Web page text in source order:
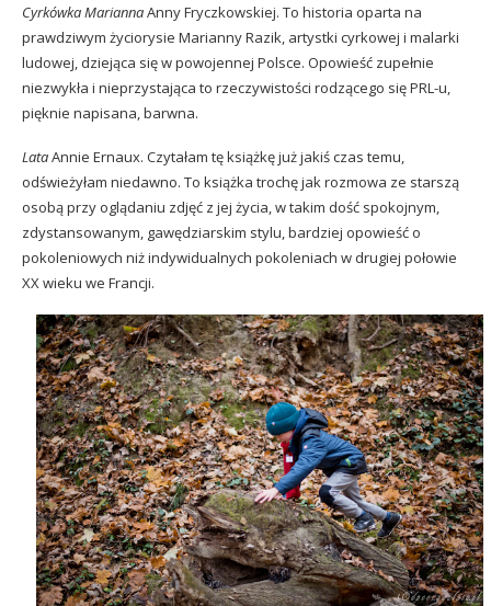
Cyrkówka MariannaAnny Fryczkowskiej. To historia oparta na
prawdziwym życiorysie Marianny Razik, artystki cyrkowej i malarki
ludowej, dziejąca się w powojennej Polsce. Opowieść zupełnie
niezwykła i nieprzystająca to rzeczywistości rodzącego się PRL-u,
pięknie napisana, barwna.
LataAnnie Ernaux. Czytałam tę książkę już jakiś czas temu,
odświeżyłam niedawno. To książka trochę jak rozmowa ze starszą
osobą przy oglądaniu zdjęć z jej życia, w takim dość spokojnym,
zdystansowanym, gawędziarskim stylu, bardziej opowieść o
pokoleniowych niż indywidualnych pokoleniach w drugiej połowie
XX wieku we Francji.